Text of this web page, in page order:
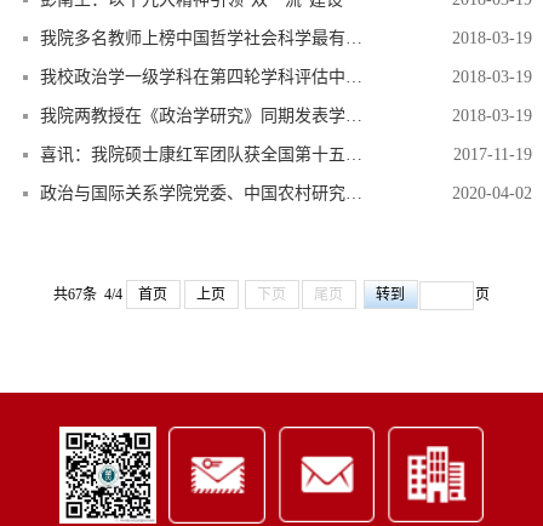
我院多名教师上榜中国哲学社会科学最有影响力学者分学科排行榜最有影响力学者分学科排行榜 2018-03-19
我校政治学一级学科在第四轮学科评估中被评为A类 2018-03-19
我院两教授在《政治学研究》同期发表学术文章 2018-03-19
喜讯：我院硕士康红军团队获全国第十五届“挑战杯”决赛三等奖 2017-11-19
政治与国际关系学院党委、中国农村研究院党委中心组召开联组专题学习会议 2020-04-02
共67条 4/4 首页 上页 下页 尾页 页